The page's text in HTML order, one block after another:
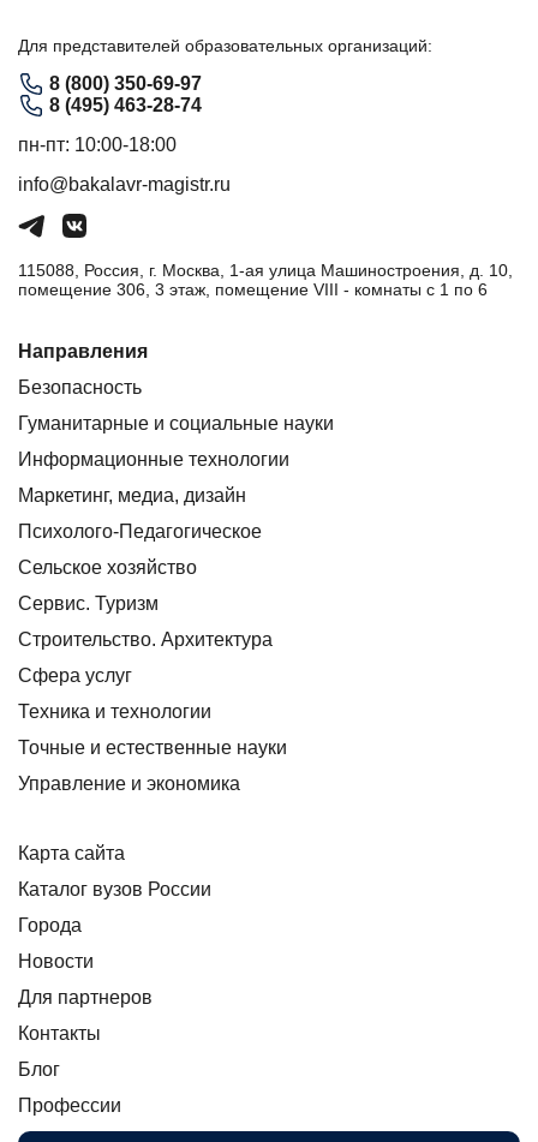
Для представителей образовательных организаций:
8 (800) 350-69-97
8 (495) 463-28-74
пн-пт: 10:00-18:00
info@bakalavr-magistr.ru
115088, Россия, г. Москва, 1-ая улица Машиностроения, д. 10,
помещение 306, 3 этаж, помещение VIII - комнаты с 1 по 6
Направления
Безопасность
Гуманитарные и социальные науки
Информационные технологии
Маркетинг, медиа, дизайн
Психолого-Педагогическое
Сельское хозяйство
Сервис. Туризм
Строительство. Архитектура
Сфера услуг
Техника и технологии
Точные и естественные науки
Управление и экономика
Карта сайта
Каталог вузов России
Города
Новости
Для партнеров
Контакты
Блог
Профессии